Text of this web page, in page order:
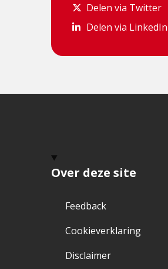
Delen via Twitter
Delen via Twitter
Delen via LinkedIn
Delen via LinkedIn
Over deze site
Feedback
Cookieverklaring
Disclaimer